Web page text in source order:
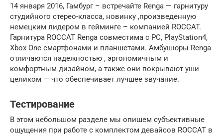
14 января 2016, Гамбург – встречайте Renga — гарнитуру
студийного стерео-класса, новинку ,произведенную
немецким лидером в гейминге – компанией ROCCAT.
Гарнитура ROCCAT Renga совместима с PC, PlayStation4,
Xbox One смартфонами и планшетами. Амбушюры Renga
отличаются надежностью , эргономичным и
комфортным дизайном, а также они покрывают уши
целиком — что обеспечивает лучшее звучание.
Тестирование
В этом небольшом разделе мы опишем субъективные
ощущения при работе с комплектом девайсов ROCCAT в